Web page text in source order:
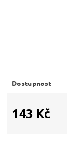
Dostupnost
143 Kč